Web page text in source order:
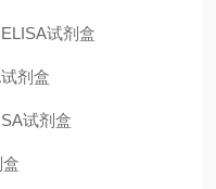
试剂盒
剂盒
试剂盒